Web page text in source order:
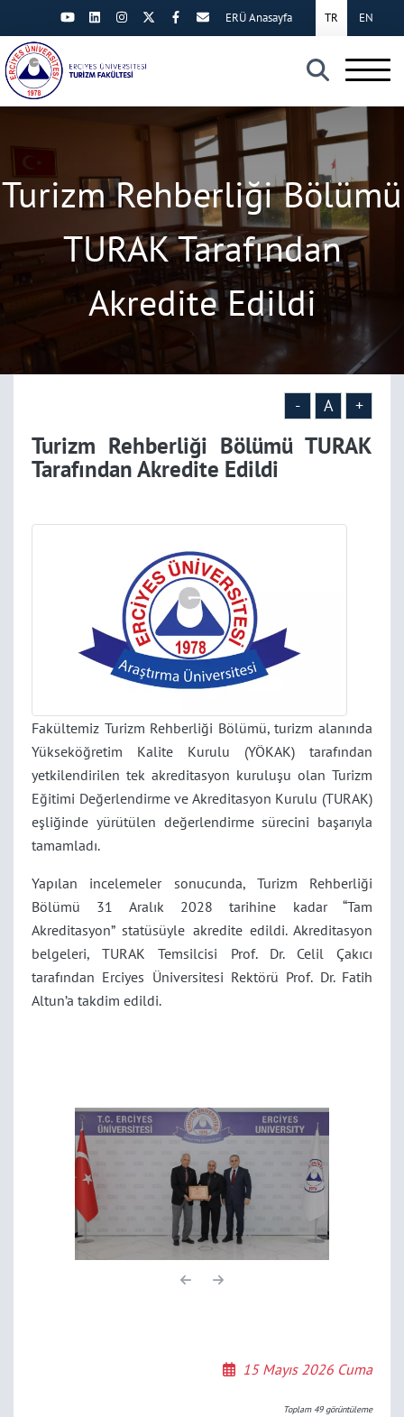
×
TR EN
ERÜ Anasayfa
Turizm Rehberliği Bölümü
TURAK Tarafından
Akredite Edildi
- A +
Turizm Rehberliği Bölümü TURAK
Tarafından Akredite Edildi
Fakültemiz Turizm Rehberliği Bölümü, turizm alanında
Yükseköğretim Kalite Kurulu (YÖKAK) tarafından
yetkilendirilen tek akreditasyon kuruluşu olan Turizm
Eğitimi Değerlendirme ve Akreditasyon Kurulu (TURAK)
eşliğinde yürütülen değerlendirme sürecini başarıyla
tamamladı.
Yapılan incelemeler sonucunda, Turizm Rehberliği
Bölümü 31 Aralık 2028 tarihine kadar “Tam
Akreditasyon” statüsüyle akredite edildi. Akreditasyon
belgeleri, TURAK Temsilcisi Prof. Dr. Celil Çakıcı
tarafından Erciyes Üniversitesi Rektörü Prof. Dr. Fatih
Altun’a takdim edildi.
15 Mayıs 2026 Cuma
Toplam 49görüntüleme